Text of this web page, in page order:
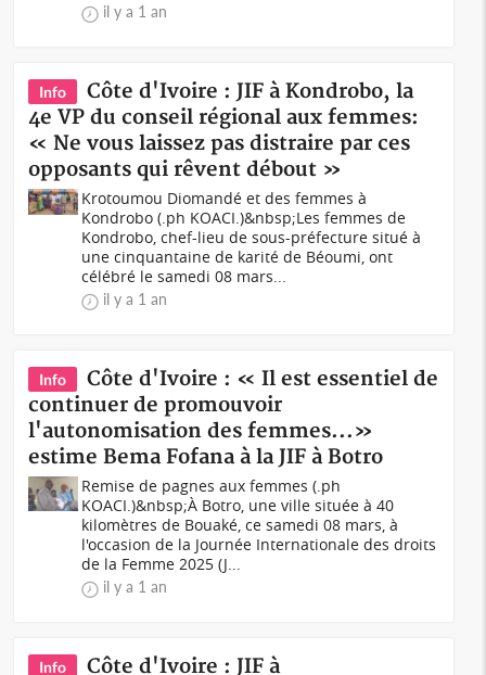
il y a 1 an
Info
Côte d'Ivoire : JIF à Kondrobo, la
4e VP du conseil régional aux femmes:
« Ne vous laissez pas distraire par ces
opposants qui rêvent débout »
Krotoumou Diomandé et des femmes à
Kondrobo (.ph KOACI.)&nbsp;Les femmes de
Kondrobo, chef-lieu de sous-préfecture situé à
une cinquantaine de karité de Béoumi, ont
célébré le samedi 08 mars...
il y a 1 an
Info
Côte d'Ivoire : « Il est essentiel de
continuer de promouvoir
l'autonomisation des femmes...»
estime Bema Fofana à la JIF à Botro
Remise de pagnes aux femmes (.ph
KOACI.)&nbsp;À Botro, une ville située à 40
kilomètres de Bouaké, ce samedi 08 mars, à
l'occasion de la Journée Internationale des droits
de la Femme 2025 (J...
il y a 1 an
Info Côte d'Ivoire : JIF à